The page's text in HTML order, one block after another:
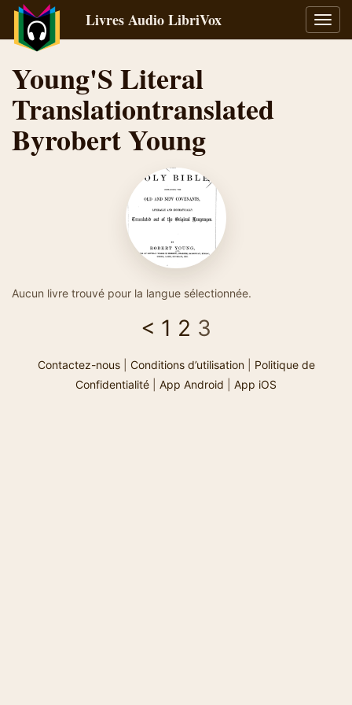
la
Livres Audio LibriVox
Young'S Literal
Translationtranslated
Byrobert Young
Aucun livre trouvé pour la langue sélectionnée.
< 1 2 3
Contactez-nous| Conditions d’utilisation| Politique de
Confidentialité
App Android App iOS